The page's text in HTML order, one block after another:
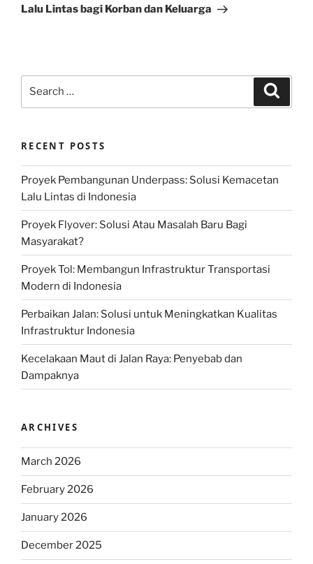
Lalu Lintas bagi Korban dan Keluarga
RECENT POSTS
Proyek Pembangunan Underpass: Solusi Kemacetan
Lalu Lintas di Indonesia
Proyek Flyover: Solusi Atau Masalah Baru Bagi
Masyarakat?
Proyek Tol: Membangun Infrastruktur Transportasi
Modern di Indonesia
Perbaikan Jalan: Solusi untuk Meningkatkan Kualitas
Infrastruktur Indonesia
Kecelakaan Maut di Jalan Raya: Penyebab dan
Dampaknya
ARCHIVES
March 2026
February 2026
January 2026
December 2025